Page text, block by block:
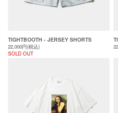
TIGHTBOOTH - JERSEY SHORTS
22,000円(税込)
SOLD OUT